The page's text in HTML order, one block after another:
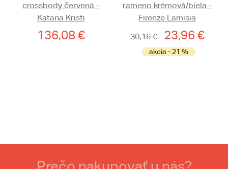
crossbody červená -
Katana Kristi
136,08 €
rameno krémová/biela -
Firenze Lamisia
30,16 €
23,96 €
akcia - 21 %